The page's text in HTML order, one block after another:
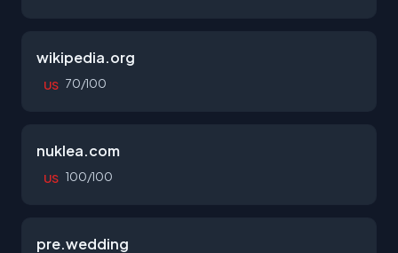
wikipedia.org
US 70/100
nuklea.com
US 100/100
pre.wedding